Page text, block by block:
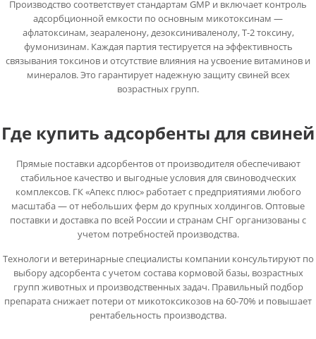
Производство соответствует стандартам GMP и включает контроль
адсорбционной емкости по основным микотоксинам —
афлатоксинам, зеараленону, дезоксиниваленолу, Т-2 токсину,
фумонизинам. Каждая партия тестируется на эффективность
связывания токсинов и отсутствие влияния на усвоение витаминов и
минералов. Это гарантирует надежную защиту свиней всех
возрастных групп.
Где купить адсорбенты для свиней
Прямые поставки адсорбентов от производителя обеспечивают
стабильное качество и выгодные условия для свиноводческих
комплексов. ГК «Апекс плюс» работает с предприятиями любого
масштаба — от небольших ферм до крупных холдингов. Оптовые
поставки и доставка по всей России и странам СНГ организованы с
учетом потребностей производства.
Технологи и ветеринарные специалисты компании консультируют по
выбору адсорбента с учетом состава кормовой базы, возрастных
групп животных и производственных задач. Правильный подбор
препарата снижает потери от микотоксикозов на 60-70% и повышает
рентабельность производства.